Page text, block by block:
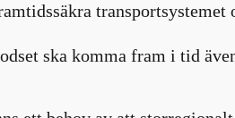
ska komma fram i tid